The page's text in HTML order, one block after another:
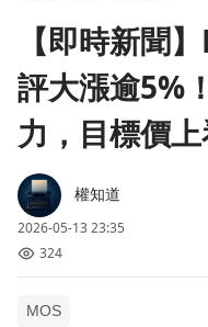
【即時新聞
評大漲逾5%
力，目標價
權知道
2026-05-13 23:35
324
MOS